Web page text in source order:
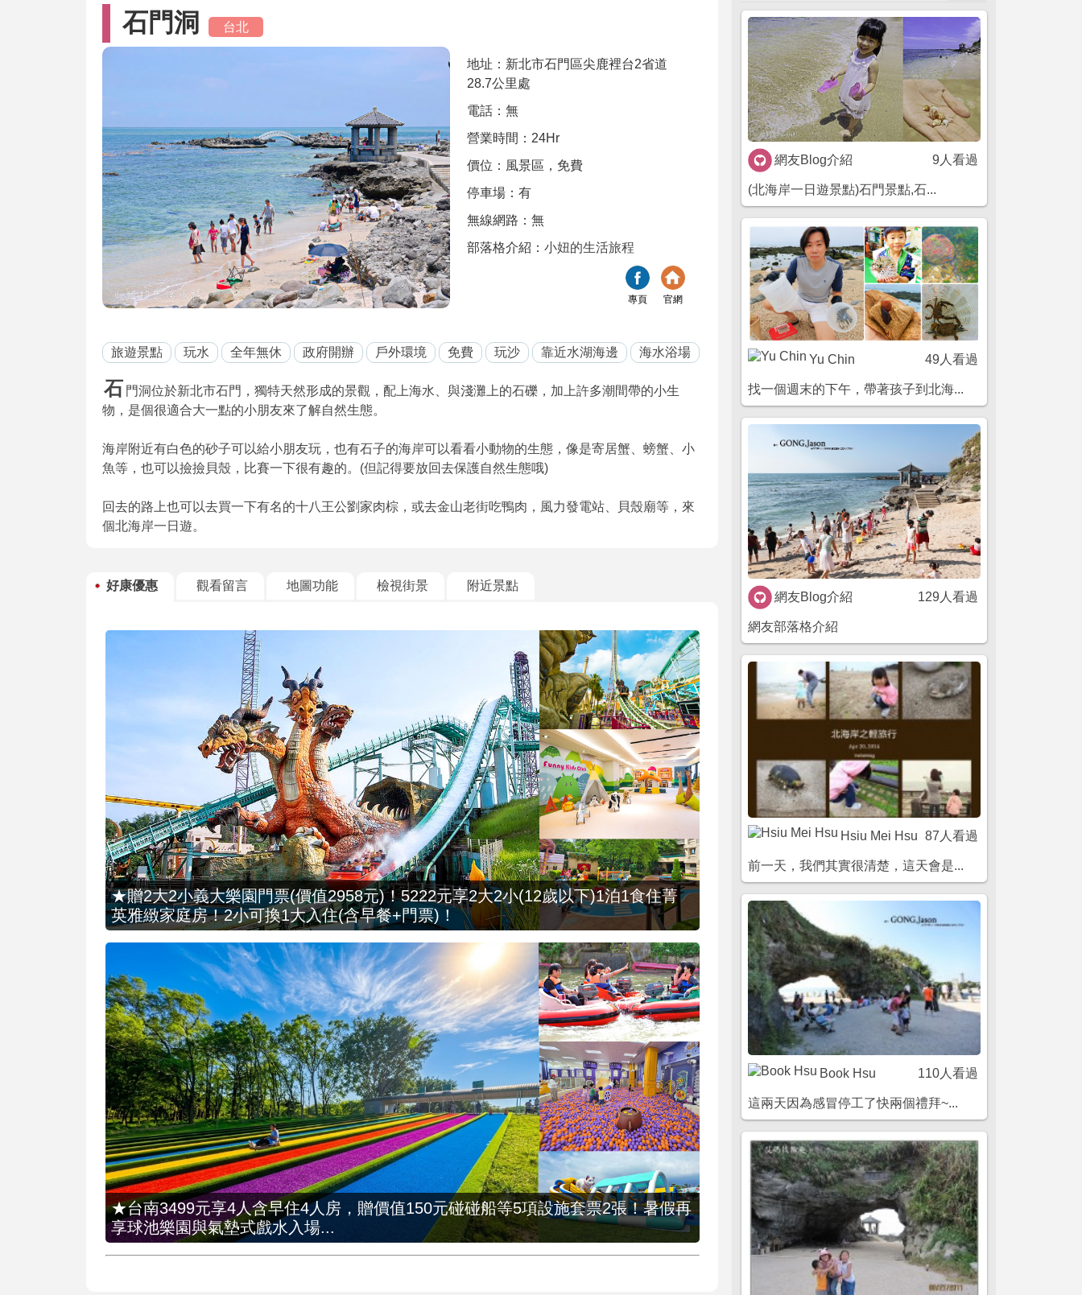
石門洞 台北
地址：新北市石門區尖鹿裡台2省道
28.7公里處
電話：無
營業時間：24Hr
價位：風景區，免費
停車場：有
無線網路：無
部落格介紹：小妞的生活旅程
專頁 官網
旅遊景點 玩水 全年無休 政府開辦 戶外環境 免費 玩沙 靠近水湖海邊 海水浴場
石 門洞位於新北市石門，獨特天然形成的景觀，配上海水、與淺灘上的石礫，加上許多潮間帶的小生
物，是個很適合大一點的小朋友來了解自然生態。
海岸附近有白色的砂子可以給小朋友玩，也有石子的海岸可以看看小動物的生態，像是寄居蟹、螃蟹、小
魚等，也可以撿撿貝殼，比賽一下很有趣的。(但記得要放回去保護自然生態哦)
回去的路上也可以去買一下有名的十八王公劉家肉棕，或去金山老街吃鴨肉，風力發電站、貝殼廟等，來
個北海岸一日遊。
好康優惠 觀看留言 地圖功能 檢視街景 附近景點
★贈2大2小義大樂園門票(價值2958元)！5222元享2大2小(12歲以下)1泊1食住菁
英雅緻家庭房！2小可換1大入住(含早餐+門票)！
★台南3499元享4人含早住4人房，贈價值150元碰碰船等5項設施套票2張！暑假再
享球池樂園與氣墊式戲水入場...
網友Blog介紹 9人看過
(北海岸一日遊景點)石門景點,石...
Yu Chin 49人看過
找一個週末的下午，帶著孩子到北海...
網友Blog介紹 129人看過
網友部落格介紹
Hsiu Mei Hsu 87人看過
前一天，我們其實很清楚，這天會是...
Book Hsu 110人看過
這兩天因為感冒停工了快兩個禮拜~...